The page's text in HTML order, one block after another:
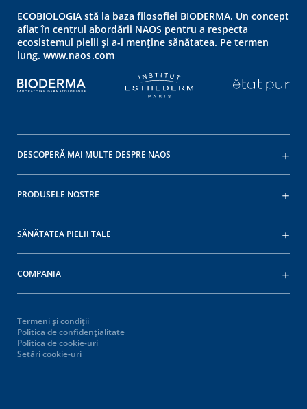
ECOBIOLOGIA stă la baza filosofiei BIODERMA. Un concept
aflat în centrul abordării NAOS pentru a respecta
ecosistemul pielii și a-i menține sănătatea. Pe termen
lung. www.naos.com
DESCOPERĂ MAI MULTE DESPRE NAOS
PRODUSELE NOSTRE
SĂNĂTATEA PIELII TALE
COMPANIA
Termeni și condiții
Politica de confidențialitate
Politica de cookie-uri
Setări cookie-uri